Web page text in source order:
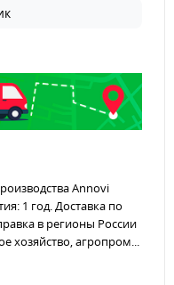
Annovi
1 год. Доставка по
в регионы России
хозяйство, агропром...